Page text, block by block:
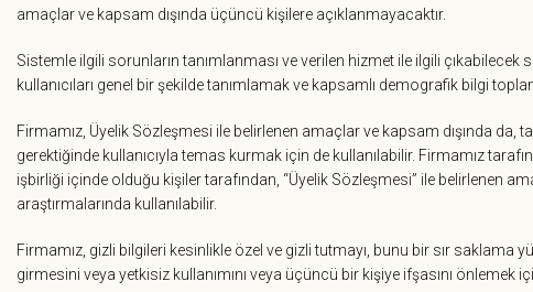
amaçlar ve kapsam dışında üçüncü kişilere açıklanmayacaktır.
Sistemle ilgili sorunların tanımlanması ve verilen hizmet ile ilgili
kullanıcıları genel bir şekilde tanımlamak ve kapsamlı demografik bilgi
Firmamız, Üyelik Sözleşmesi ile belirlenen amaçlar ve kapsam dışında
gerektiğinde kullanıcıyla temas kurmak için de kullanılabilir. Firmamız
işbirliği içinde olduğu kişiler tarafından, “Üyelik Sözleşmesi” ile belirlenen
araştırmalarında kullanılabilir.
Firmamız, gizli bilgileri kesinlikle özel ve gizli tutmayı, bunu bir sır saklama
girmesini veya yetkisiz kullanımını veya üçüncü bir kişiye ifşasını